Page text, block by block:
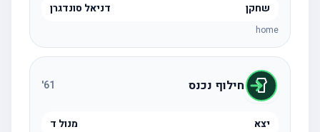
שחקן דניאל סונדגרן
home
חילוף נכנס 61
'
יצא מנול ד